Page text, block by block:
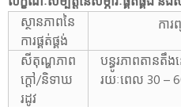
ស្ថានភាពនៃ
ការផ្គត់ផ្គង់
កា
សីតុណ្ហភាព​
ក្តៅ/និទាឃ
រដូវ
បន្ធូរភាពតានតឹ
រយៈពេល 30 –